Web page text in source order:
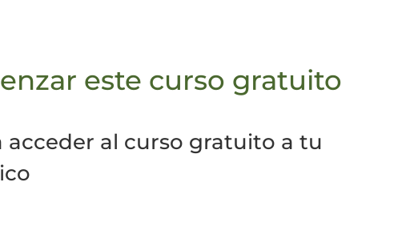
este curso gratuito
al curso gratuito a tu